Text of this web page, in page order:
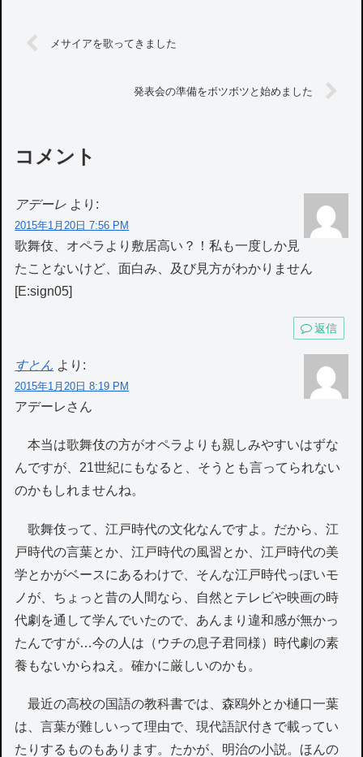
メサイアを歌ってきました
発表会の準備をボツボツと始めました
コメント
アデーレ より:
2015年1月20日 7:56 PM
歌舞伎、オペラより敷居高い？！私も一度しか見
たことないけど、面白み、及び見方がわかりません
[E:sign05]
返信
すとん より:
2015年1月20日 8:19 PM
アデーレさん
本当は歌舞伎の方がオペラよりも親しみやすいはずな
んですが、21世紀にもなると、そうとも言ってられない
のかもしれませんね。
歌舞伎って、江戸時代の文化なんですよ。だから、江
戸時代の言葉とか、江戸時代の風習とか、江戸時代の美
学とかがベースにあるわけで、そんな江戸時代っぽいモ
ノが、ちょっと昔の人間なら、自然とテレビや映画の時
代劇を通して学んでいたので、あんまり違和感が無かっ
たんですが…今の人は（ウチの息子君同様）時代劇の素
養もないからねえ。確かに厳しいのかも。
最近の高校の国語の教科書では、森鴎外とか樋口一葉
は、言葉が難しいって理由で、現代語訳付きで載ってい
たりするものもあります。たかが、明治の小説。ほんの